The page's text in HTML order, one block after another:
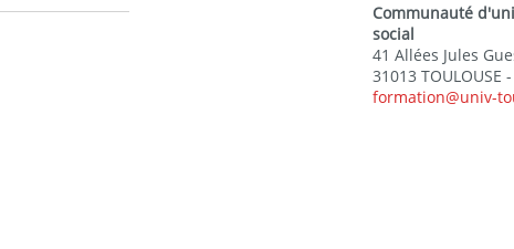
Communauté
social
41 Allées Jules
31013 TOULOUSE -
formation@univ-